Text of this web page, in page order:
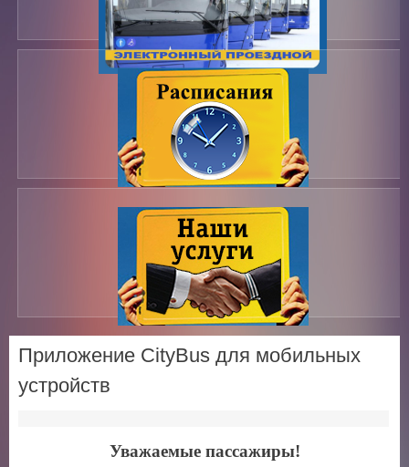
Приложение CityBus для мобильных
устройств
Уважаемые пассажиры!